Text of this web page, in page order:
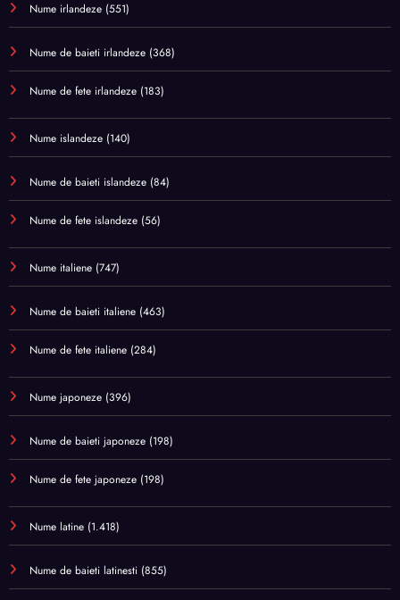
Nume irlandeze (551)
Nume de baieti irlandeze (368)
Nume de fete irlandeze (183)
Nume islandeze (140)
Nume de baieti islandeze (84)
Nume de fete islandeze (56)
Nume italiene (747)
Nume de baieti italiene (463)
Nume de fete italiene (284)
Nume japoneze (396)
Nume de baieti japoneze (198)
Nume de fete japoneze (198)
Nume latine (1.418)
Nume de baieti latinesti (855)